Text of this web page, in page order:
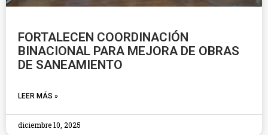
FORTALECEN COORDINACIÓN
BINACIONAL PARA MEJORA DE OBRAS
DE SANEAMIENTO
LEER MÁS »
diciembre 10, 2025